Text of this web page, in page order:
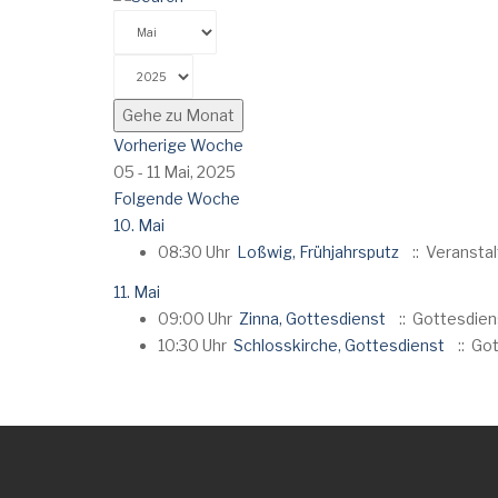
Gehe zu Monat
Vorherige Woche
05 - 11 Mai, 2025
Folgende Woche
10. Mai
08:30 Uhr Loßwig, Frühjahrsputz ::
11. Mai
09:00 Uhr Zinna, Gottesdienst
::
10:30 Uhr Schlosskirche, Gottesdienst ::